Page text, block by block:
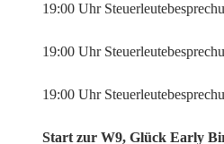
19:00 Uhr
19:00 Uhr
19:00 Uhr
Start zur W9, Glück Early